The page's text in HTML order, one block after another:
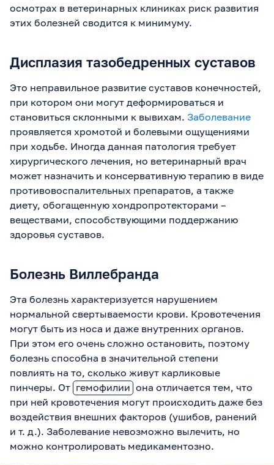
осмотрах в ветеринарных клиниках риск развития
этих болезней сводится к минимуму.
Дисплазия тазобедренных суставов
Это неправильное развитие суставов конечностей,
при котором они могут деформироваться и
становиться склонными к вывихам. Заболевание
проявляется хромотой и болевыми ощущениями
при ходьбе. Иногда данная патология требует
хирургического лечения, но ветеринарный врач
может назначить и консервативную терапию в виде
противовоспалительных препаратов, а также
диету, обогащенную хондропротекторами –
веществами, способствующими поддержанию
здоровья суставов.
Болезнь Виллебранда
Эта болезнь характеризуется нарушением
нормальной свертываемости крови. Кровотечения
могут быть из носа и даже внутренних органов.
При этом его очень сложно остановить, поэтому
болезнь способна в значительной степени
повлиять на то, сколько живут карликовые
пинчеры. От гемофилии она отличается тем, что
при ней кровотечения могут происходить даже без
воздействия внешних факторов (ушибов, ранений
и т. д.). Заболевание невозможно вылечить, но
можно контролировать медикаментозно.